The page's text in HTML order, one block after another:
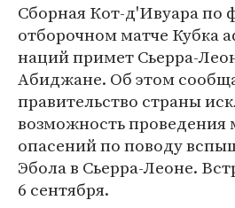
Сборная Кот-д'Ивуара по
отборочном матче Кубка
наций примет Сьерра-
Абиджане. Об этом
правительство страны
возможность проведения
опасений по поводу
Эбола в Сьерра-Леоне.
6 сентября.